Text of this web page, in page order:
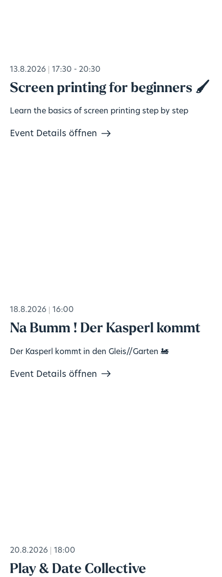
13.8.2026 17:30 - 20:30
Screen printing for beginners 🖌️
Learn the basics of screen printing step by step
Event Details öffnen
18.8.2026 16:00
Na Bumm ! Der Kasperl kommt
Der Kasperl kommt in den Gleis//Garten 🚂
Event Details öffnen
20.8.2026 18:00
Play & Date Collective